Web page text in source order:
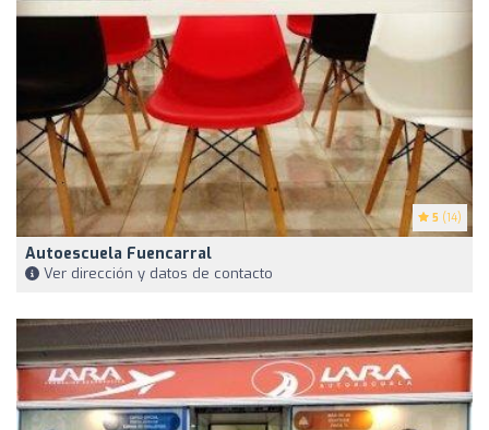
5 (14)
Autoescuela Fuencarral
Ver dirección y datos de contacto